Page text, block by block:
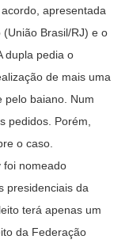
apresentada
Brasil/RJ) e o
dupla pedia o
de mais uma
pelo baiano. Num
pedidos. Porém,
o caso.
foi nomeado
presidenciais da
terá apenas um
da Federação